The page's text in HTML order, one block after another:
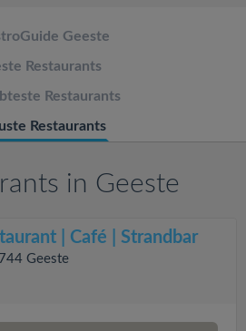
Geeste
Restaurants
Restaurants
Restaurants
in Geeste
| Café | Strandbar
Geeste